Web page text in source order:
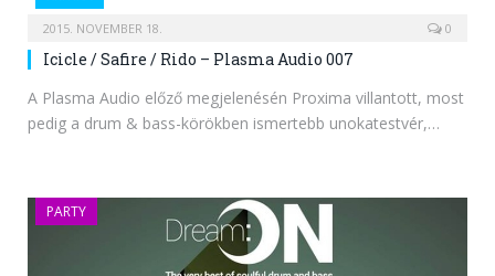
2015. NOVEMBER 18. 0
Icicle / Safire / Rido – Plasma Audio 007
A Plasma Audio előző megjelenésén Proxima villantott, most
pedig a drum & bass-körökben ismertebb unokatestvér,…
PARTY